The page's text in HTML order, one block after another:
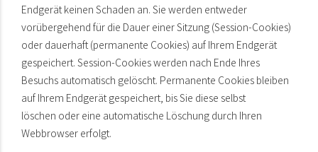
Endgerät keinen Schaden an. Sie werden entweder
vorübergehend für die Dauer einer Sitzung (Session-Cookies)
oder dauerhaft (permanente Cookies) auf Ihrem Endgerät
gespeichert. Session-Cookies werden nach Ende Ihres
Besuchs automatisch gelöscht. Permanente Cookies bleiben
auf Ihrem Endgerät gespeichert, bis Sie diese selbst
löschen oder eine automatische Löschung durch Ihren
Webbrowser erfolgt.